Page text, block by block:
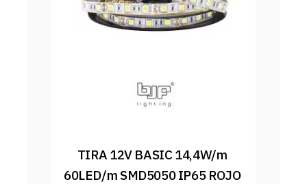
TIRA 12V BASIC 14,4W/m
60LED/m SMD5050 IP65 ROJO